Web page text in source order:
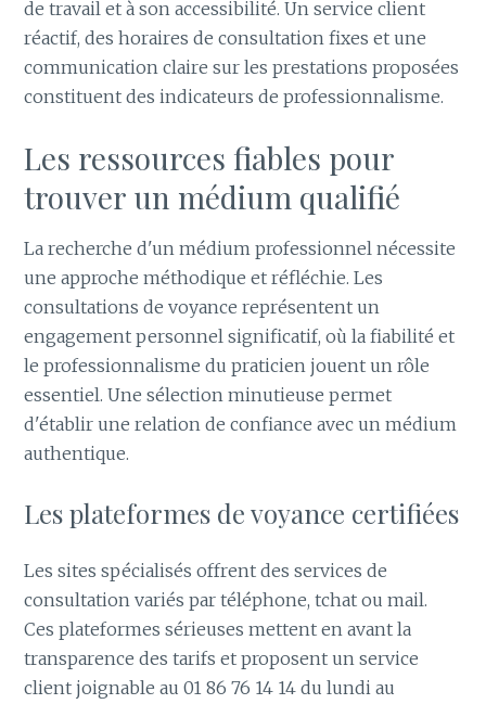
de travail et à son accessibilité. Un service client
réactif, des horaires de consultation fixes et une
communication claire sur les prestations proposées
constituent des indicateurs de professionnalisme.
Les ressources fiables pour
trouver un médium qualifié
La recherche d'un médium professionnel nécessite
une approche méthodique et réfléchie. Les
consultations de voyance représentent un
engagement personnel significatif, où la fiabilité et
le professionnalisme du praticien jouent un rôle
essentiel. Une sélection minutieuse permet
d'établir une relation de confiance avec un médium
authentique.
Les plateformes de voyance certifiées
Les sites spécialisés offrent des services de
consultation variés par téléphone, tchat ou mail.
Ces plateformes sérieuses mettent en avant la
transparence des tarifs et proposent un service
client joignable au 01 86 76 14 14 du lundi au